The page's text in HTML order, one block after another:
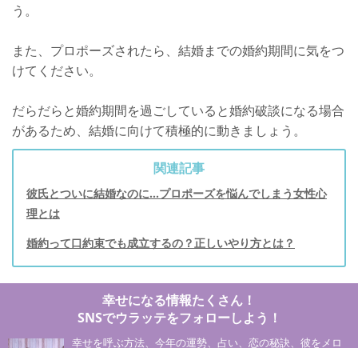
う。
また、プロポーズされたら、結婚までの婚約期間に気をつ
けてください。
だらだらと婚約期間を過ごしていると婚約破談になる場合
があるため、結婚に向けて積極的に動きましょう。
関連記事
彼氏とついに結婚なのに...プロポーズを悩んでしまう女性心
理とは
婚約って口約束でも成立するの？正しいやり方とは？
幸せになる情報たくさん！
SNSでウラッテをフォローしよう！
幸せを呼ぶ方法、今年の運勢、占い、恋の秘訣、彼をメロ